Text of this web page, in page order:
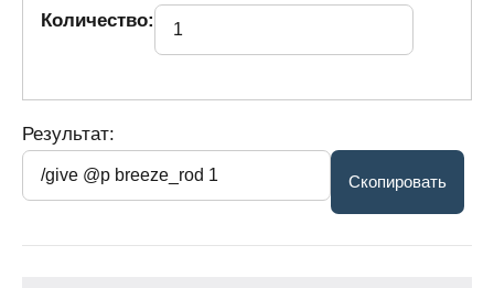
Количество:
Результат: